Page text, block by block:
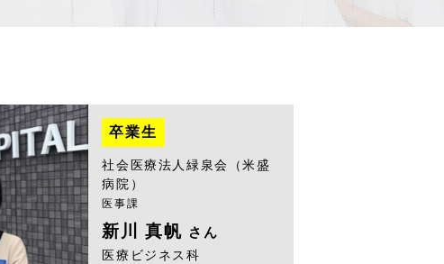
卒業生
社会医療法人緑泉会（米盛
病院）
医事課
新川 真帆 さん
医療ビジネス科